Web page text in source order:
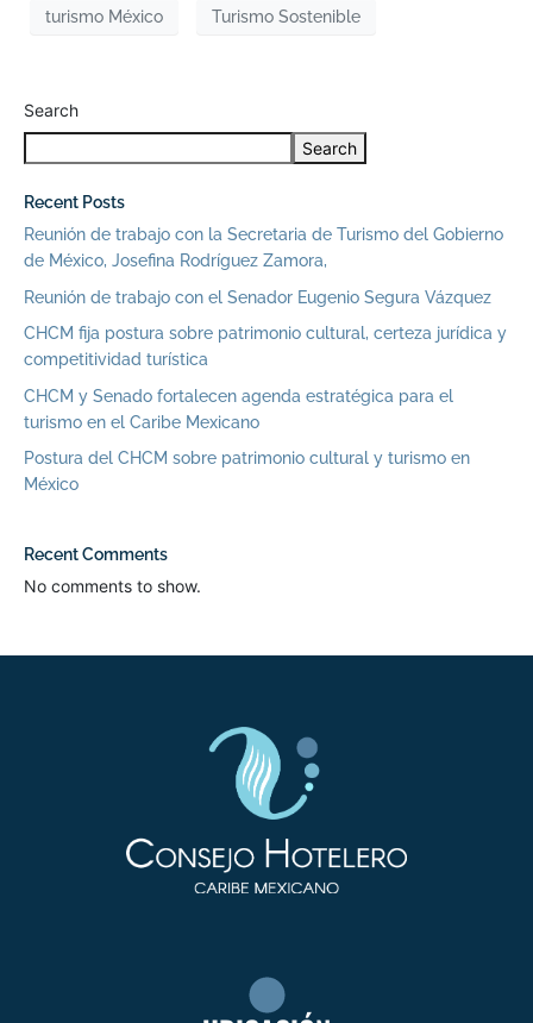
turismo México Turismo Sostenible
Search
Search
Recent Posts
Reunión de trabajo con la Secretaria de Turismo del Gobierno
de México, Josefina Rodríguez Zamora,
Reunión de trabajo con el Senador Eugenio Segura Vázquez
CHCM fija postura sobre patrimonio cultural, certeza jurídica y
competitividad turística
CHCM y Senado fortalecen agenda estratégica para el
turismo en el Caribe Mexicano
Postura del CHCM sobre patrimonio cultural y turismo en
México
Recent Comments
No comments to show.